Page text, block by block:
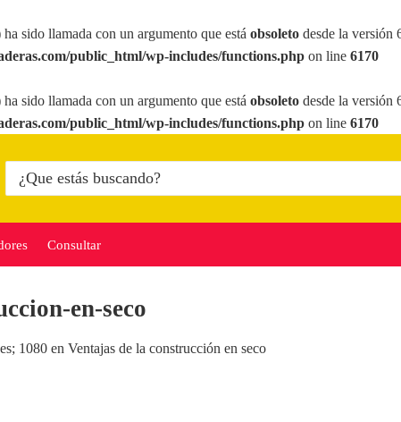
sido llamada con un argumento que está obsoleto desde la versión
public_html/wp-includes/functions.php on line 6170
sido llamada con un argumento que está obsoleto desde la versión
public_html/wp-includes/functions.php on line 6170
por:
Consultar
en-seco
1080 en Ventajas de la construcción en seco